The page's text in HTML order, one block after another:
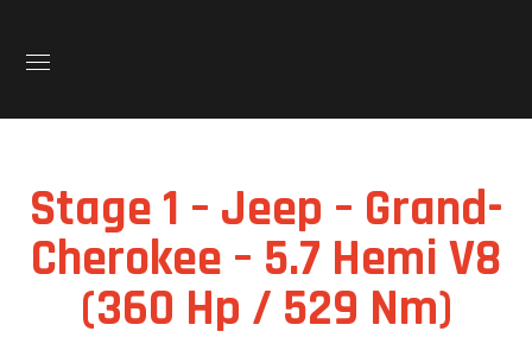
Stage 1 – Jeep – Grand-
Cherokee – 5.7 Hemi V8
(360 Hp / 529 Nm)